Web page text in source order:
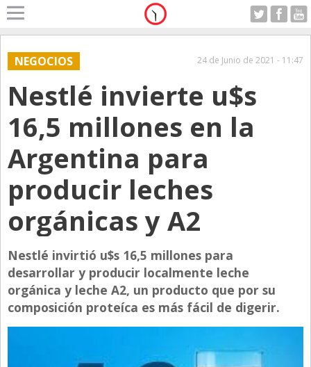
Home
A Motor
Alerta
Anticipo
Campo
Carrera & Emprendedores
Club House
Con Estilo
De Bolsillo
Diarios de Argentina
Diarios del Mundo
Directivos
Jueves 06.08.2026
NEGOCIOS 24 de Junio de 2021 - 11:47
Nestlé invierte u$s
16,5 millones en la
Argentina para
producir leches
orgánicas y A2
Nestlé invirtió u$s 16,5 millones para
desarrollar y producir localmente leche
orgánica y leche A2, un producto que por su
composición proteíca es más fácil de digerir.